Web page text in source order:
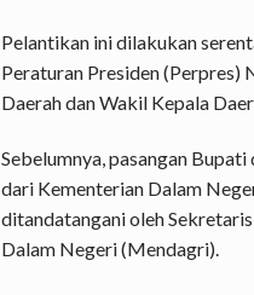
Pelantikan ini dilakukan
Peraturan Presiden (Perpres)
Daerah dan Wakil Kepala
Sebelumnya, pasangan
dari Kementerian Dalam
ditandatangani oleh
Dalam Negeri (Mendagri).